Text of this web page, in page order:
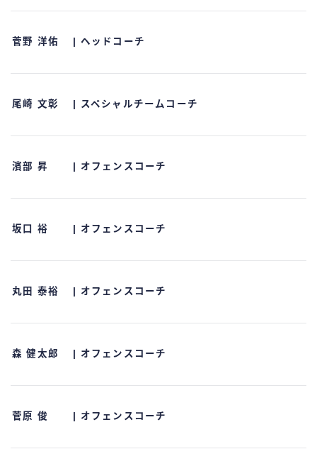
菅野 洋佑 | ヘッドコーチ
尾崎 文彰 | スペシャルチームコーチ
濱部 昇 | オフェンスコーチ
坂口 裕 | オフェンスコーチ
丸田 泰裕 | オフェンスコーチ
森 健太郎 | オフェンスコーチ
菅原 俊 | オフェンスコーチ